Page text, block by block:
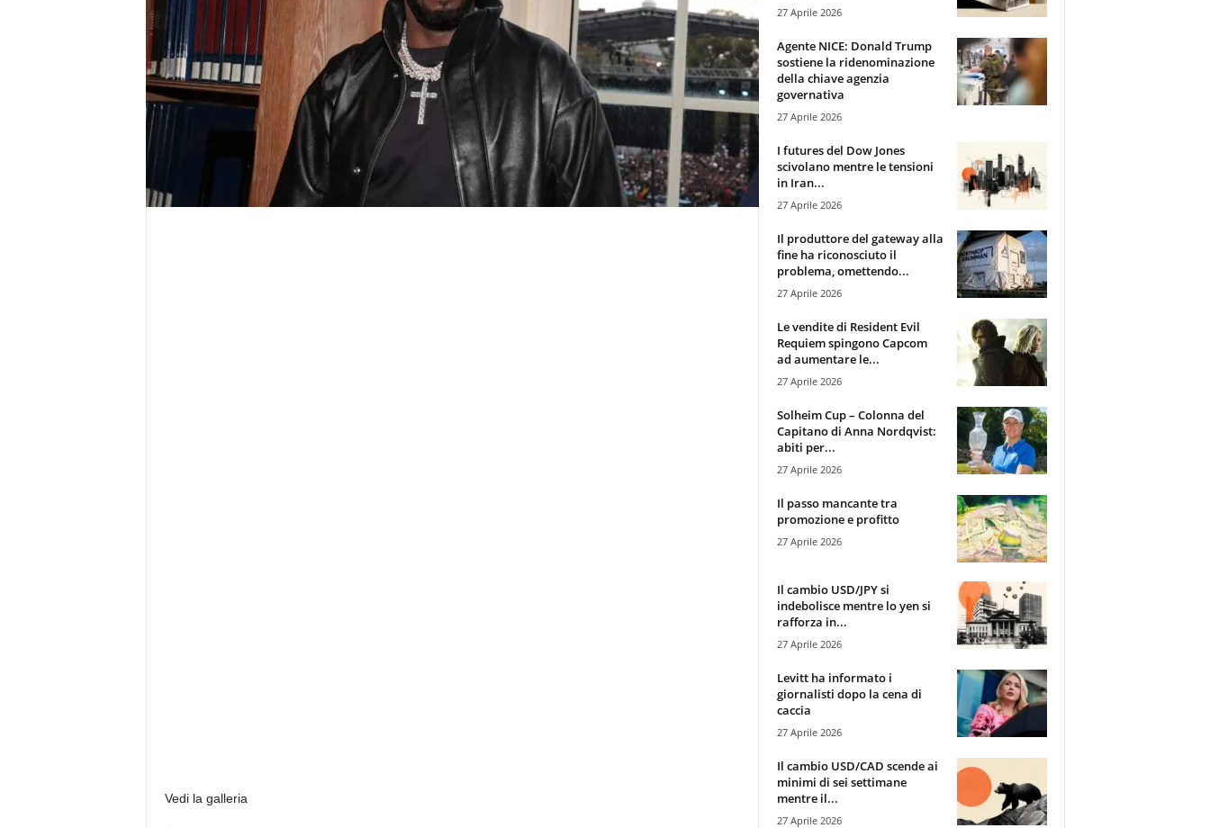
Vedi la galleria
27 Aprile 2026
Agente NICE: Donald Trump
sostiene la ridenominazione
della chiave agenzia
governativa
27 Aprile 2026
I futures del Dow Jones
scivolano mentre le tensioni
in Iran...
27 Aprile 2026
Il produttore del gateway alla
fine ha riconosciuto il
problema, omettendo...
27 Aprile 2026
Le vendite di Resident Evil
Requiem spingono Capcom
ad aumentare le...
27 Aprile 2026
Solheim Cup – Colonna del
Capitano di Anna Nordqvist:
abiti per...
27 Aprile 2026
Il passo mancante tra
promozione e profitto
27 Aprile 2026
Il cambio USD/JPY si
indebolisce mentre lo yen si
rafforza in...
27 Aprile 2026
Levitt ha informato i
giornalisti dopo la cena di
caccia
27 Aprile 2026
Il cambio USD/CAD scende ai
minimi di sei settimane
mentre il...
27 Aprile 2026